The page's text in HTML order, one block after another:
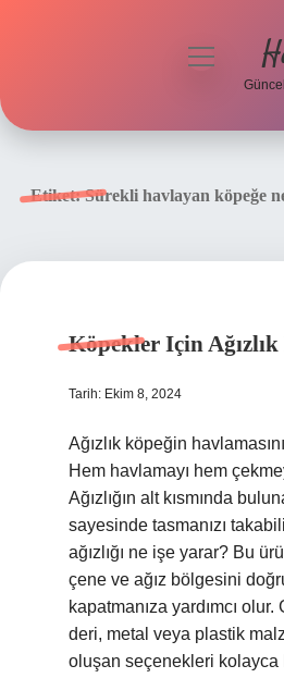
menüyü
Etiket:Sürekli havlayan köpeğe
Köpekler Için
Tarih: Ekim 8, 2024
Ağızlık köpeğin
Hem havlamayı hem
Ağızlığın alt kısmında
sayesinde tasmanızı
ağızlığı ne işe yarar? Bu
çene ve ağız bölgesini
kapatmanıza yardımcı
deri, metal veya plastik
oluşan seçenekleri kolayca